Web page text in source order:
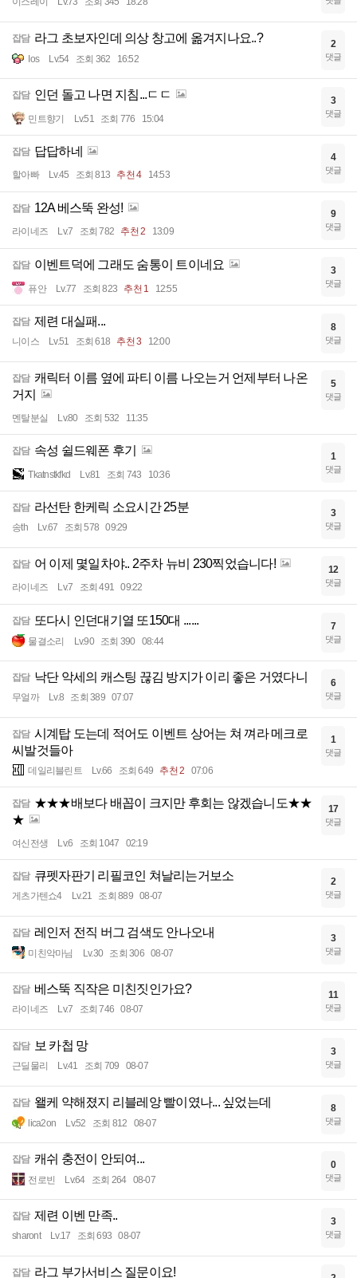
잡담 라그 초보자인데 의상 창고에 옮겨지나요..?
Ios Lv.54 조회 362 16:52
2
댓글
잡담 인던 돌고 나면 지침...ㄷㄷ
민트향기 Lv.51 조회 776 15:04
3
댓글
잡담 답답하네
할아빠 Lv.45 조회 813 추천 4 14:53
4
댓글
잡담 12A 베스뚝 완성!
라이네즈 Lv.7 조회 782 추천 2 13:09
9
댓글
잡담 이벤트덕에 그래도 숨통이 트이네요
퓨안 Lv.77 조회 823 추천 1 12:55
3
댓글
잡담 제련 대실패...
니이스 Lv.51 조회 618 추천 3 12:00
8
댓글
잡담 캐릭터 이름 옆에 파티 이름 나오는거 언제부터 나온
거지
멘탈분실 Lv.80 조회 532 11:35
5
댓글
잡담 속성 쉴드웨폰 후기
Tkatnstkfkd Lv.81 조회 743 10:36
1
댓글
잡담 라선탄 한케릭 소요시간 25분
송th Lv.67 조회 578 09:29
3
댓글
잡담 어 이제 몇일차야.. 2주차 뉴비 230찍었습니다!
라이네즈 Lv.7 조회 491 09:22
12
댓글
잡담 또다시 인던대기열 또150대 ......
물결소리 Lv.90 조회 390 08:44
7
댓글
잡담 낙단 악세의 캐스팅 끊김 방지가 이리 좋은 거였다니
무얼까 Lv.8 조회 389 07:07
6
댓글
잡담 시계탑 도는데 적어도 이벤트 상어는 쳐 껴라 메크로
씨발것들아
데일리블린트 Lv.66 조회 649 추천 2 07:06
1
댓글
잡담 ★★★배보다 배꼽이 크지만 후회는 않겠습니도★★
★
여신전생 Lv.6 조회 1047 02:19
17
댓글
잡담 큐펫자판기 리필코인 쳐날리는거보소
게츠가텐쇼4 Lv.21 조회 889 08-07
2
댓글
잡담 레인저 전직 버그 검색도 안나오내
미친악마님 Lv.30 조회 306 08-07
3
댓글
잡담 베스뚝 직작은 미친짓인가요?
라이네즈 Lv.7 조회 746 08-07
11
댓글
잡담 보 카첩 망
근딜물리 Lv.41 조회 709 08-07
3
댓글
잡담 왤케 약해졌지 리블레앙 빨이였나... 싶었는데
lica2on Lv.52 조회 812 08-07
8
댓글
잡담 캐쉬 충전이 안되여...
전로빈 Lv.64 조회 264 08-07
0
댓글
잡담 제련 이벤 만족..
sharont Lv.17 조회 693 08-07
3
댓글
잡담 라그 부가서비스 질문이요!